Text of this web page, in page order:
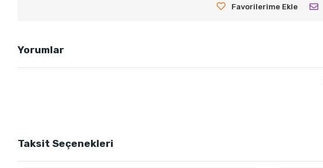
Favorilerime Ekle
Yorumlar
Taksit Seçenekleri